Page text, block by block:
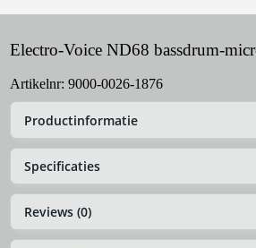
Electro-Voice ND68 bassdrum-
Artikelnr: 9000-0026-1876
Productinformatie
Specificaties
Reviews (0)